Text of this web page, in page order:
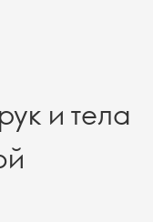
и тела